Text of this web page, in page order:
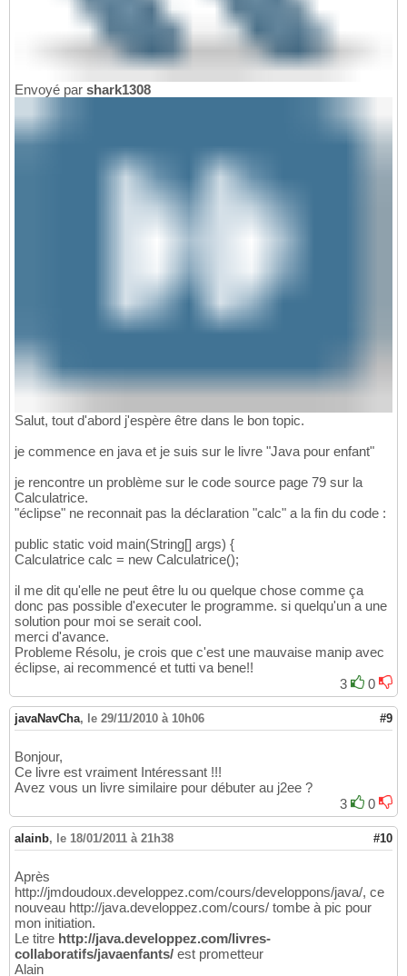
Envoyé par shark1308
Salut, tout d'abord j'espère être dans le bon topic.
je commence en java et je suis sur le livre "Java pour enfant"
je rencontre un problème sur le code source page 79 sur la
Calculatrice.
"éclipse" ne reconnait pas la déclaration "calc" a la fin du code :
public static void main(String[] args) {
Calculatrice calc = new Calculatrice();
il me dit qu'elle ne peut être lu ou quelque chose comme ça
donc pas possible d'executer le programme. si quelqu'un a une
solution pour moi se serait cool.
merci d'avance.
Probleme Résolu, je crois que c'est une mauvaise manip avec
éclipse, ai recommencé et tutti va bene!!
3
0
javaNavCha, le 29/11/2010 à 10h06 #9
Bonjour,
Ce livre est vraiment Intéressant !!!
Avez vous un livre similaire pour débuter au j2ee ?
3
0
alainb, le 18/01/2011 à 21h38 #10
Après
http://jmdoudoux.developpez.com/cours/developpons/java/, ce
nouveau http://java.developpez.com/cours/ tombe à pic pour
mon initiation.
Le titre http://java.developpez.com/livres-
collaboratifs/javaenfants/ est prometteur
Alain